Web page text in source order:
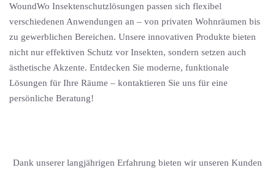
WoundWo Insektenschutzlösungen passen sich flexibel
verschiedenen Anwendungen an – von privaten Wohnräumen bis
zu gewerblichen Bereichen. Unsere innovativen Produkte bieten
nicht nur effektiven Schutz vor Insekten, sondern setzen auch
ästhetische Akzente. Entdecken Sie moderne, funktionale
Lösungen für Ihre Räume – kontaktieren Sie uns für eine
persönliche Beratung!
Dank unserer langjährigen Erfahrung bieten wir unseren Kunden